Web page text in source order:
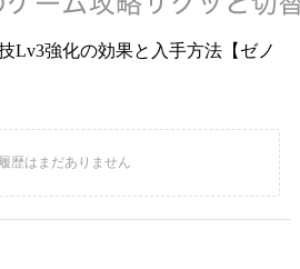
Lv3強化の効果と入手方法【ゼノ